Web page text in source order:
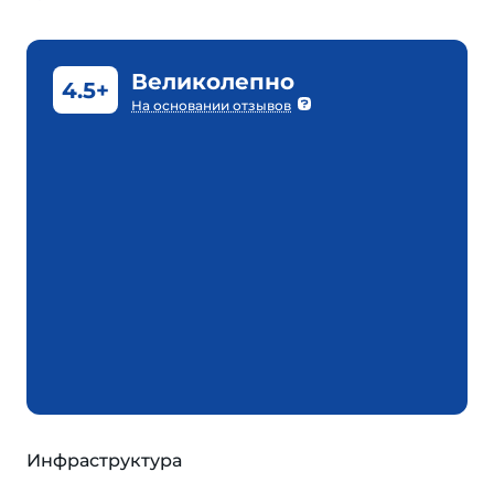
4.5+ Великолепно
На основании отзывов
Инфраструктура